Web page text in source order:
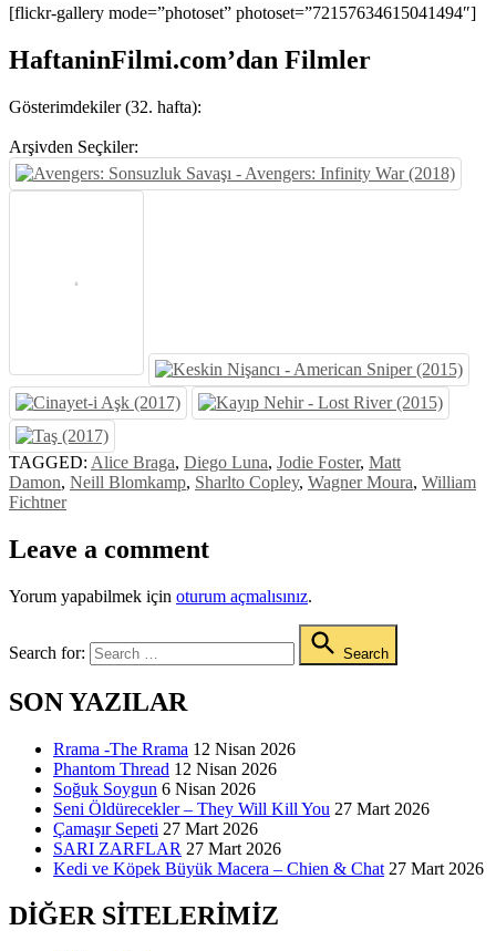
[flickr-gallery mode=”photoset” photoset=”72157634615041494″]
HaftaninFilmi.com’dan Filmler
Gösterimdekiler (32. hafta):
Arşivden Seçkiler:
TAGGED: Alice Braga, Diego Luna, Jodie Foster, Matt
Damon, Neill Blomkamp, Sharlto Copley, Wagner Moura, William
Fichtner
Leave a comment
Yorum yapabilmek için oturum açmalısınız.
Search for: Search
SON YAZILAR
Rrama -The Rrama 12 Nisan 2026
Phantom Thread 12 Nisan 2026
Soğuk Soygun 6 Nisan 2026
Seni Öldürecekler – They Will Kill You 27 Mart 2026
Çamaşır Sepeti 27 Mart 2026
SARI ZARFLAR 27 Mart 2026
Kedi ve Köpek Büyük Macera – Chien & Chat 27 Mart 2026
DIĞER SITELERIMIZ